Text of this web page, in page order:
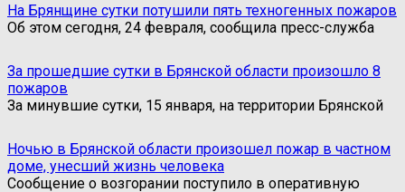
На Брянщине сутки потушили пять техногенных пожаров
Об этом сегодня, 24 февраля, сообщила пресс-служба
За прошедшие сутки в Брянской области произошло 8
пожаров
За минувшие сутки, 15 января, на территории Брянской
Ночью в Брянской области произошел пожар в частном
доме, унесший жизнь человека
Сообщение о возгорании поступило в оперативную